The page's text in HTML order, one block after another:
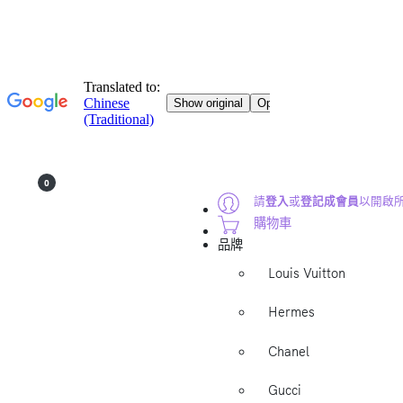
請登入或登記成會員以開啟
0
購物車
品牌
Louis Vuitton
Hermes
Chanel
Gucci